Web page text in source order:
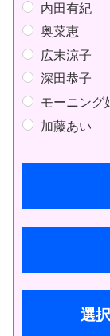
内田有紀
奥菜恵
広末涼子
深田恭子
モーニング
加藤あい
選